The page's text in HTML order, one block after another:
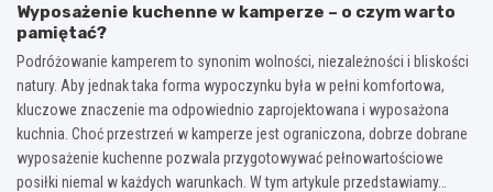
Wyposażenie kuchenne w kamperze – o czym warto
pamiętać?
Podróżowanie kamperem to synonim wolności, niezależności i bliskości
natury. Aby jednak taka forma wypoczynku była w pełni komfortowa,
kluczowe znaczenie ma odpowiednio zaprojektowana i wyposażona
kuchnia. Choć przestrzeń w kamperze jest ograniczona, dobrze dobrane
wyposażenie kuchenne pozwala przygotowywać pełnowartościowe
posiłki niemal w każdych warunkach. W tym artykule przedstawiamy…